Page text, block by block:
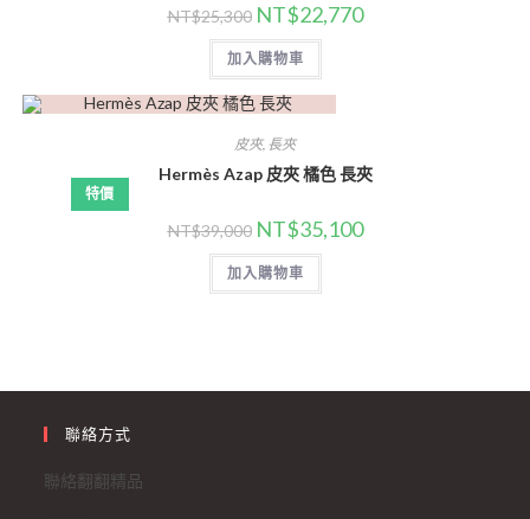
NT$25,300 NT$22,770
加入購物車
特價
皮夾, 長夾
Hermès Azap 皮夾 橘色 長夾
NT$39,000 NT$35,100
加入購物車
聯絡方式
聯絡翻翻精品